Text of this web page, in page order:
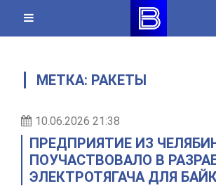
content
МЕТКА: РАКЕТЫ
10.06.2026 21:38
ПРЕДПРИЯТИЕ ИЗ
ПОУЧАСТВОВАЛО В
ЭЛЕКТРОТЯГАЧА ДЛЯ